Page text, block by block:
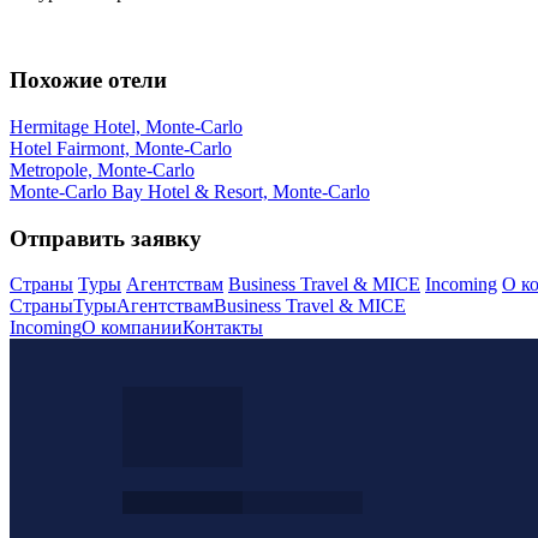
Похожие отели
Hermitage Hotel, Monte-Carlo
Hotel Fairmont, Monte-Carlo
Metropole, Monte-Carlo
Monte-Carlo Bay Hotel & Resort, Monte-Carlo
Отправить заявку
Страны Туры Агентствам Business Travel & MICE Incoming О
СтраныТурыАгентствамBusiness Travel & MICE
IncomingО компанииКонтакты